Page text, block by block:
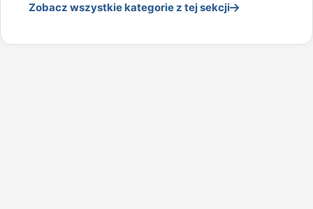
Zobacz wszystkie kategorie z tej sekcji